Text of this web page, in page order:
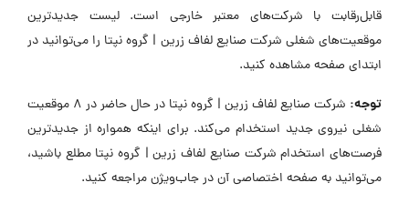
قابل‌رقابت با شرکت‌های معتبر خارجی است. لیست جدیدترین
موقعیت‌های شغلی شرکت صنایع لفاف زرین | گروه نپتا را می‌توانید در
ابتدای صفحه مشاهده کنید.
توجه:
شرکت صنایع لفاف زرین | گروه نپتا در حال حاضر در ۸ موقعیت
شغلی نیروی جدید استخدام می‌کند. برای اینکه همواره از جدیدترین
فرصت‌های استخدام شرکت صنایع لفاف زرین | گروه نپتا مطلع باشید،
می‌توانید به صفحه اختصاصی آن در جاب‌ویژن مراجعه کنید.